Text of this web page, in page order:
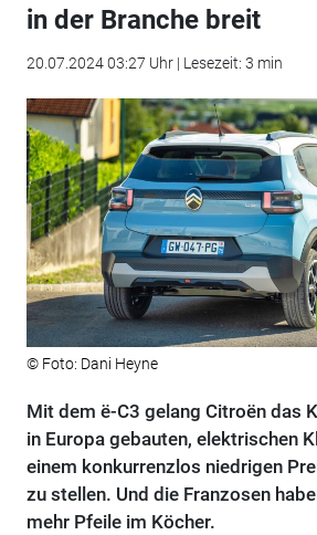
in der Branche breit
20.07.2024 03:27 Uhr | Lesezeit: 3 min
© Foto: Dani Heyne
Mit dem ë-C3 gelang Citroën das
in Europa gebauten, elektrischen
einem konkurrenzlos niedrigen
zu stellen. Und die Franzosen
mehr Pfeile im Köcher.